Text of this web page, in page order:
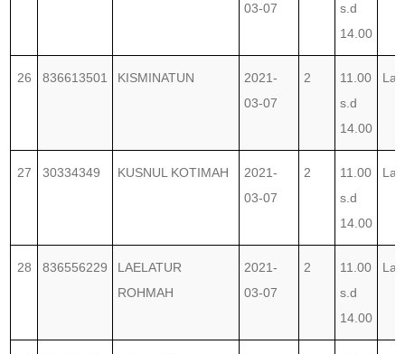
03-07
s.d
14.00
26 836613501 KISMINATUN
2021-
03-07
2
11.00
s.d
14.00
27 30334349 KUSNUL KOTIMAH
2021-
03-07
2
11.00
s.d
14.00
28 836556229
LAELATUR
ROHMAH
2021-
03-07
2
11.00
s.d
14.00